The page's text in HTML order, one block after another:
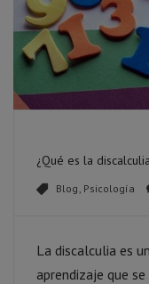
¿Qué es la
Blog, Psicología
La discalculia es
aprendizaje que